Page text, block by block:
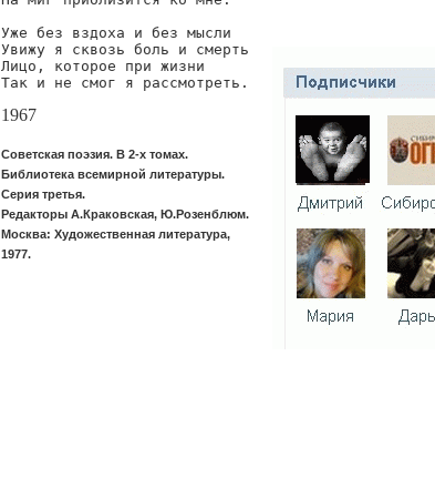
Уже без вздоха и без мысли
Увижу я сквозь боль и смерть
Лицо, которое при жизни
Так и не смог я рассмотреть.
1967
Советская поэзия. В 2-х томах.
Библиотека всемирной литературы.
Серия третья.
Редакторы А.Краковская, Ю.Розенблюм.
Москва: Художественная литература,
1977.